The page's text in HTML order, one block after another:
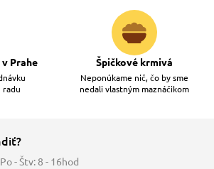
Prahe
radu
Špičkové krmivá
Neponúkame nič, čo by sme
nedali vlastným maznáčikom
- Štv: 8 - 16hod